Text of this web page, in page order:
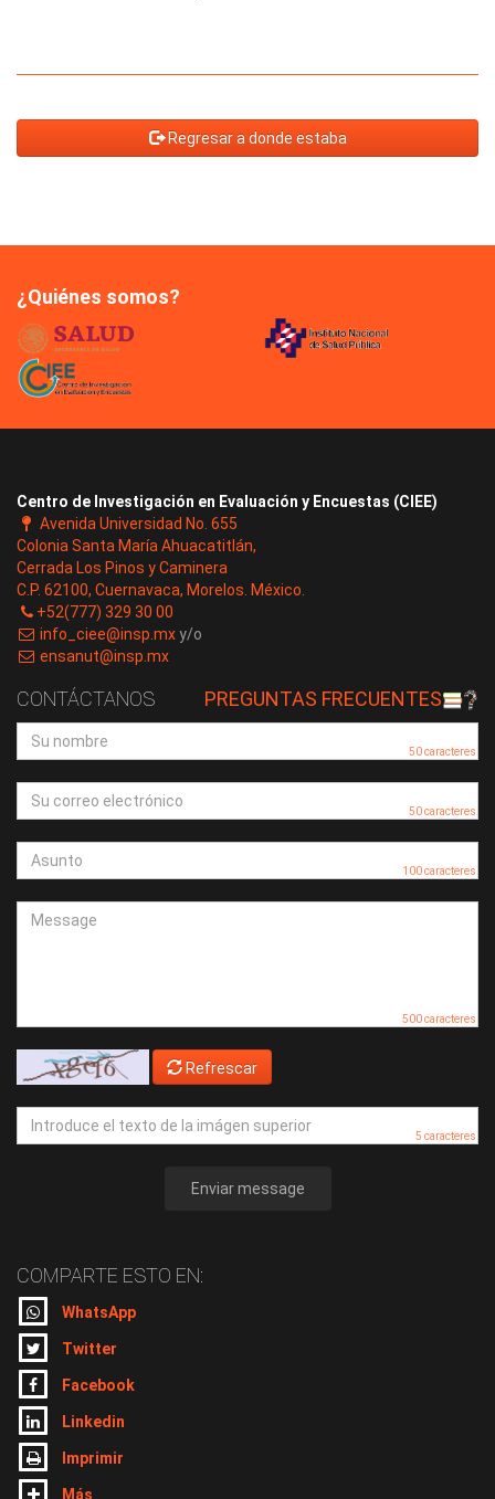
Regresar a donde estaba
¿Quiénes somos?
Centro de Investigación en Evaluación y Encuestas (CIEE)
Avenida Universidad No. 655
Colonia Santa María Ahuacatitlán,
Cerrada Los Pinos y Caminera
C.P. 62100, Cuernavaca, Morelos. México.
+52(777) 329 30 00
info_ciee@insp.mxy/o
ensanut@insp.mx
CONTÁCTANOS PREGUNTAS FRECUENTES
50 caracteres
50 caracteres
100 caracteres
500 caracteres
Refrescar
5 caracteres
Enviar message
COMPARTE ESTO EN:
WhatsApp
Twitter
Facebook
Linkedin
Imprimir
Más